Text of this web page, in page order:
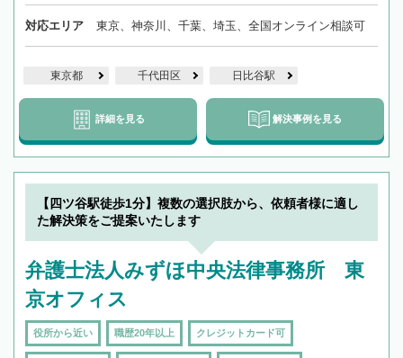
対応エリア 東京、神奈川、千葉、埼玉、全国オンライン相談可
東京都 千代田区 日比谷駅
詳細を見る 解決事例を見る
【四ツ谷駅徒歩1分】複数の選択肢から、依頼者様に適し
た解決策をご提案いたします
弁護士法人みずほ中央法律事務所 東
京オフィス
役所から近い 職歴20年以上 クレジットカード可